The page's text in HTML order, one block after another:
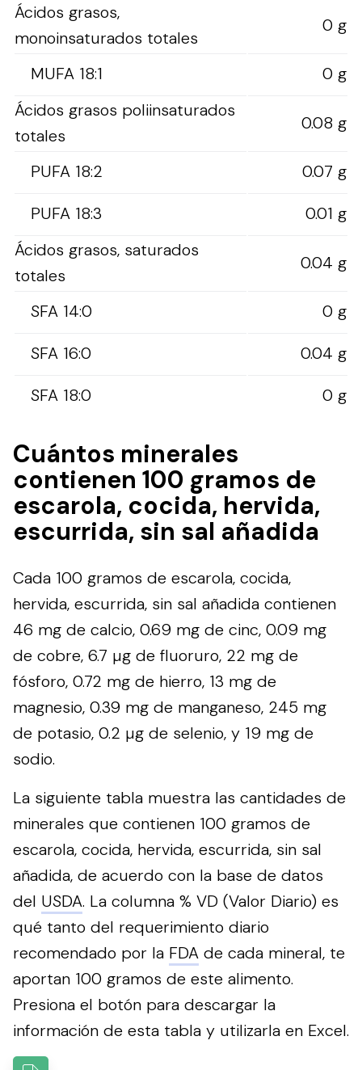
Ácidos grasos,
monoinsaturados totales
0 g
MUFA 18:1
0 g
Ácidos grasos poliinsaturados
totales
0.08 g
PUFA 18:2
0.07 g
PUFA 18:3
0.01 g
Ácidos grasos, saturados
totales
0.04 g
SFA 14:0
0 g
SFA 16:0
0.04 g
SFA 18:0
0 g
Cuántos minerales
contienen 100 gramos de
escarola, cocida, hervida,
escurrida, sin sal añadida
Cada 100 gramos de escarola, cocida,
hervida, escurrida, sin sal añadida contienen
46 mg de calcio, 0.69 mg de cinc, 0.09 mg
de cobre, 6.7 µg de fluoruro, 22 mg de
fósforo, 0.72 mg de hierro, 13 mg de
magnesio, 0.39 mg de manganeso, 245 mg
de potasio, 0.2 µg de selenio, y 19 mg de
sodio.
La siguiente tabla muestra las cantidades de
minerales que contienen 100 gramos de
escarola, cocida, hervida, escurrida, sin sal
añadida, de acuerdo con la base de datos
del USDA. La columna % VD (Valor Diario) es
qué tanto del requerimiento diario
recomendado por la FDA de cada mineral, te
aportan 100 gramos de este alimento.
Presiona el botón para descargar la
información de esta tabla y utilizarla en Excel.